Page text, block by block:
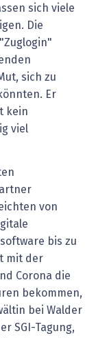
sich viele
Die
sich zu
Er
kein
viel
von
bis zu
mit der
Corona die
bekommen,
bei Walder
SGI-Tagung,